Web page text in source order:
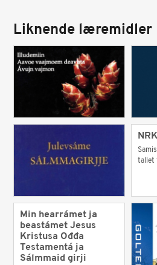
Liknende læremidler
tallet
Min hearrámet ja
beastámet Jesus
Kristusa Ođđa
Testamentá ja
Sálmmaid girji